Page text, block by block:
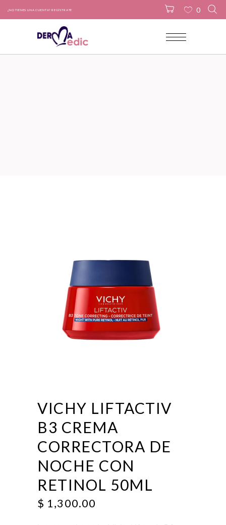
¿NO TIENES UNA CUENTA? REGÍSTRATE
No products in the cart.
0
VICHY LIFTACTIV
B3 CREMA
CORRECTORA DE
NOCHE CON
RETINOL 50ML
$ 1,300.00